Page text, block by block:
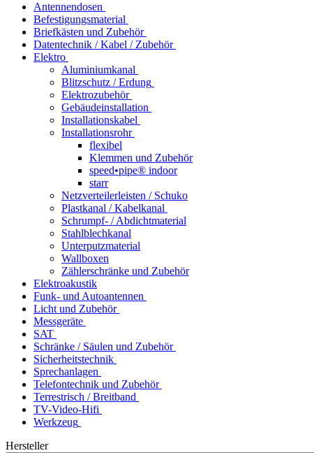
Antennendosen
Befestigungsmaterial
Briefkästen und Zubehör
Datentechnik / Kabel / Zubehör
Elektro
Aluminiumkanal
Blitzschutz / Erdung
Elektrozubehör
Gebäudeinstallation
Installationskabel
Installationsrohr
flexibel
Klemmen und Zubehör
speed•pipe® indoor
starr
Netzverteilerleisten / Schuko
Plastkanal / Kabelkanal
Schrumpf- / Abdichtmaterial
Stahlblechkanal
Unterputzmaterial
Wallboxen
Zählerschränke und Zubehör
Elektroakustik
Funk- und Autoantennen
Licht und Zubehör
Messgeräte
SAT
Schränke / Säulen und Zubehör
Sicherheitstechnik
Sprechanlagen
Telefontechnik und Zubehör
Terrestrisch / Breitband
TV-Video-Hifi
Werkzeug
Hersteller